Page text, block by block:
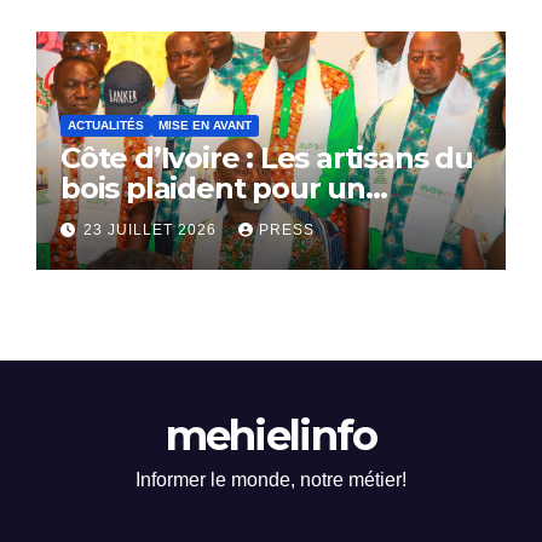
ACTUALITÉS MISE EN AVANT
Côte d’Ivoire : Les artisans du
bois plaident pour un
dialogue national
23 JUILLET 2026 PRESS
mehielinfo
Informer le monde, notre métier!